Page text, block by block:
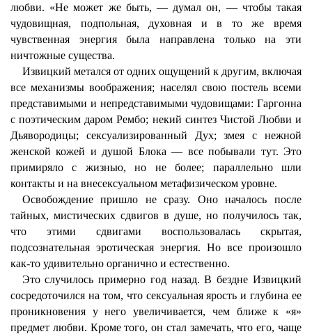
любви. «Не может же быть, — думал он, — чтобы такая
чудовищная, подпольная, духовная и в то же время
чувственная энергия была направлена только на эти
ничтожные существа.
Извицкий метался от одних ощущений к другим, включая
все механизмы воображения; населял свою постель всеми
представимыми и непредставимыми чудовищами: Гаргонна
с поэтическим даром Рембо; некий синтез Чистой Любви и
Дьявородицы; сексуализированный Дух; змея с нежной
женской кожей и душой Блока — все побывали тут. Это
примиряло с жизнью, но не более; параллельно шли
контакты и на внесексуальном метафизическом уровне.
Освобождение пришло не сразу. Оно началось после
тайных, мистических сдвигов в душе, но получилось так,
что этими сдвигами воспользовалась скрытая,
подсознательная эротическая энергия. Но все произошло
как-то удивительно органично и естественно.
Это случилось примерно год назад. В бездне Извицкий
сосредоточился на том, что сексуальная ярость и глубина ее
проникновения у него увеличивается, чем ближе к «я»
предмет любви. Кроме того, он стал замечать, что его, чаще